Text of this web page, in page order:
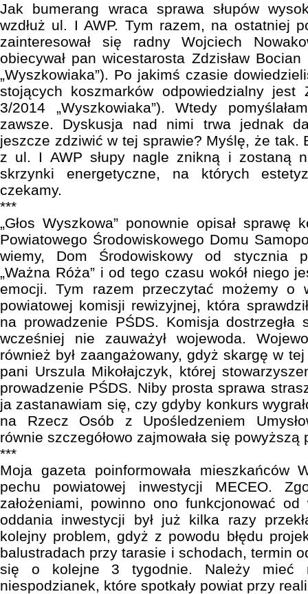
Jak bumerang wraca sprawa słupów
wzdłuż ul. I AWP. Tym razem, na ostatniej
zainteresował się radny Wojciech
obiecywał pan wicestarosta Zdzisław
„Wyszkowiaka”). Po jakimś czasie
stojących koszmarków odpowiedzialny jest
3/2014 „Wyszkowiaka”). Wtedy
zawsze. Dyskusja nad nimi trwa jednak
jeszcze zdziwić w tej sprawie? Myślę, że tak.
z ul. I AWP słupy nagle znikną i zostaną
skrzynki energetyczne, na których
czekamy.
***
„Głos Wyszkowa” ponownie opisał sprawę
Powiatowego Środowiskowego Domu
wiemy, Dom Środowiskowy od stycznia
„Ważna Róża” i od tego czasu wokół niego
emocji. Tym razem przeczytać możemy o
powiatowej komisji rewizyjnej, która
na prowadzenie PŚDS. Komisja dostrzegła
wcześniej nie zauważył wojewoda.
również był zaangażowany, gdyż skargę w
pani Urszula Mikołajczyk, której
prowadzenie PŚDS. Niby prosta sprawa
ja zastanawiam się, czy gdyby konkurs
na Rzecz Osób z Upośledzeniem
równie szczegółowo zajmowała się
***
Moja gazeta poinformowała mieszkańców
pechu powiatowej inwestycji MECEO.
założeniami, powinno ono funkcjonować
oddania inwestycji był już kilka razy
kolejny problem, gdyż z powodu błędu
balustradach przy tarasie i schodach, termin
się o kolejne 3 tygodnie. Należy mieć
niespodzianek, które spotkały powiat przy